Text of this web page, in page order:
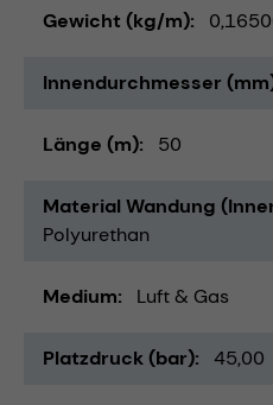
Gewicht (kg/m)
Innendurchmesser
Länge (m) 50
Material Wandung
Polyurethan
Medium Luft & Gas
Platzdruck (bar) 45,00